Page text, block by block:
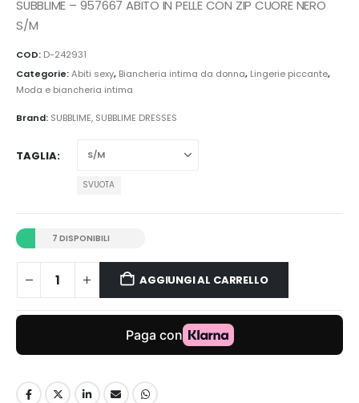
SUBBLIME – 957667 ABITO IN PELLE CON ZIP CUORE NERO
S/M
COD: D-242931
Categorie:Abiti sexy, Biancheria intima da donna, Lingerie piccante,
Moda e biancheria intima
Brand: SUBBLIME, SUBBLIME DRESSES
TAGLIA
SVUOTA
7 DISPONIBILI
AGGIUNGI AL CARRELLO